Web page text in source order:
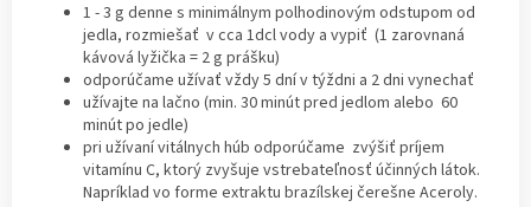
1 - 3 g denne s minimálnym polhodinovým odstupom od
jedla, rozmiešať v cca 1dcl vody a vypiť (1 zarovnaná
kávová lyžička = 2 g prášku)
odporúčame užívať vždy 5 dní v týždni a 2 dni vynechať
užívajte na lačno (min. 30 minút pred jedlom alebo 60
minút po jedle)
pri užívaní vitálnych húb odporúčame zvýšiť príjem
vitamínu C, ktorý zvyšuje vstrebateľnosť účinných látok.
Napríklad vo forme extraktu brazílskej čerešne Aceroly.